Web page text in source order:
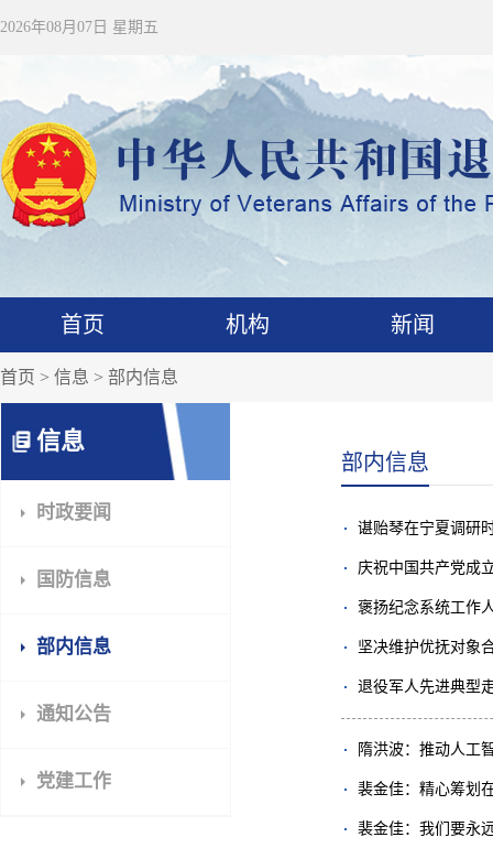
2026年08月07日 星期五
首页 机构 新闻
首页 > 信息 > 部内信息
信息
时政要闻
国防信息
部内信息
通知公告
党建工作
部内信息
谌贻琴在宁夏调研
庆祝中国共产党成
褒扬纪念系统工作
坚决维护优抚对象
退役军人先进典型
隋洪波：推动人工
裴金佳：精心筹划
裴金佳：我们要永